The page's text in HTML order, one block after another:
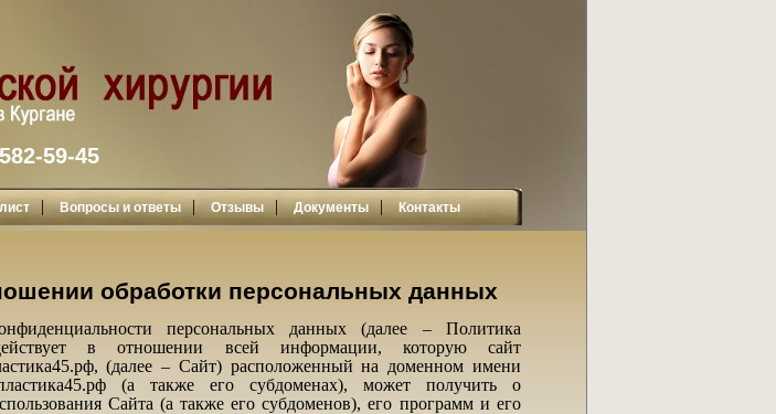
59-45
| Вопросы и ответы | Отзывы | Документы | Контакты
обработки персональных данных
персональных данных (далее – Политика
действует в отношении всей информации, которую сайт
(далее – Сайт) расположенный на доменном имени
(а также его субдоменах), может получить о
Сайта (а также его субдоменов), его программ и его